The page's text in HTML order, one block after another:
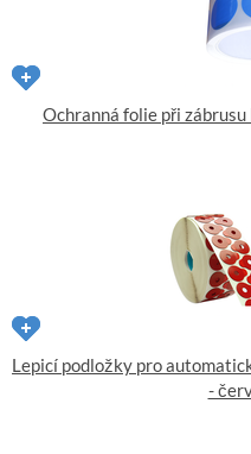
Ochranná folie při
Lepicí podložky pro
-